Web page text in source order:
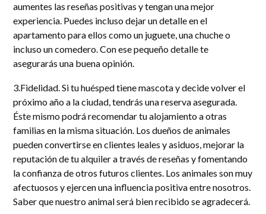
aumentes las reseñas positivas y tengan una mejor
experiencia. Puedes incluso dejar un detalle en el
apartamento para ellos como un juguete, una chuche o
incluso un comedero. Con ese pequeño detalle te
asegurarás una buena opinión.
3.Fidelidad. Si tu huésped tiene mascota y decide volver el
próximo año a la ciudad, tendrás una reserva asegurada.
Éste mismo podrá recomendar tu alojamiento a otras
familias en la misma situación. Los dueños de animales
pueden convertirse en clientes leales y asiduos, mejorar la
reputación de tu alquiler a través de reseñas y fomentando
la confianza de otros futuros clientes. Los animales son muy
afectuosos y ejercen una influencia positiva entre nosotros.
Saber que nuestro animal será bien recibido se agradecerá.